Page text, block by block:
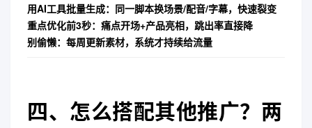
用AI工具批量生成：同一脚本换场景/配音/字幕，快速裂变
重点优化前3秒：痛点开场+产品亮相，跳出率直接降
别偷懒：每周更新素材，系统才持续给流量
四、怎么搭配其他推广？两